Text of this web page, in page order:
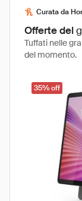
Curata da
Offerte del
Tuffati nelle
del momento.
35% off